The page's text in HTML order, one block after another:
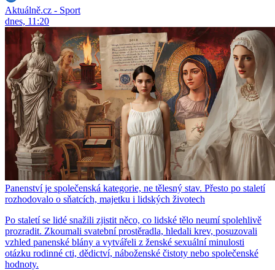
Aktuálně.cz - Sport
dnes, 11:20
Panenství je společenská kategorie, ne tělesný stav. Přesto po staletí
rozhodovalo o sňatcích, majetku i lidských životech
Po staletí se lidé snažili zjistit něco, co lidské tělo neumí spolehlivě
prozradit. Zkoumali svatební prostěradla, hledali krev, posuzovali
vzhled panenské blány a vytvářeli z ženské sexuální minulosti
otázku rodinné cti, dědictví, náboženské čistoty nebo společenské
hodnoty.